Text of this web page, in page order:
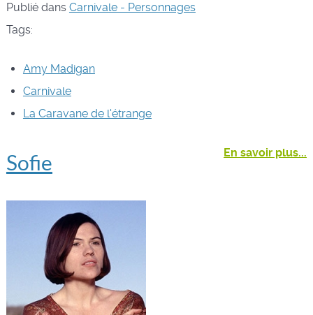
Publié dans Carnivale - Personnages
Tags:
Amy Madigan
Carnivale
La Caravane de l'étrange
En savoir plus...
Sofie